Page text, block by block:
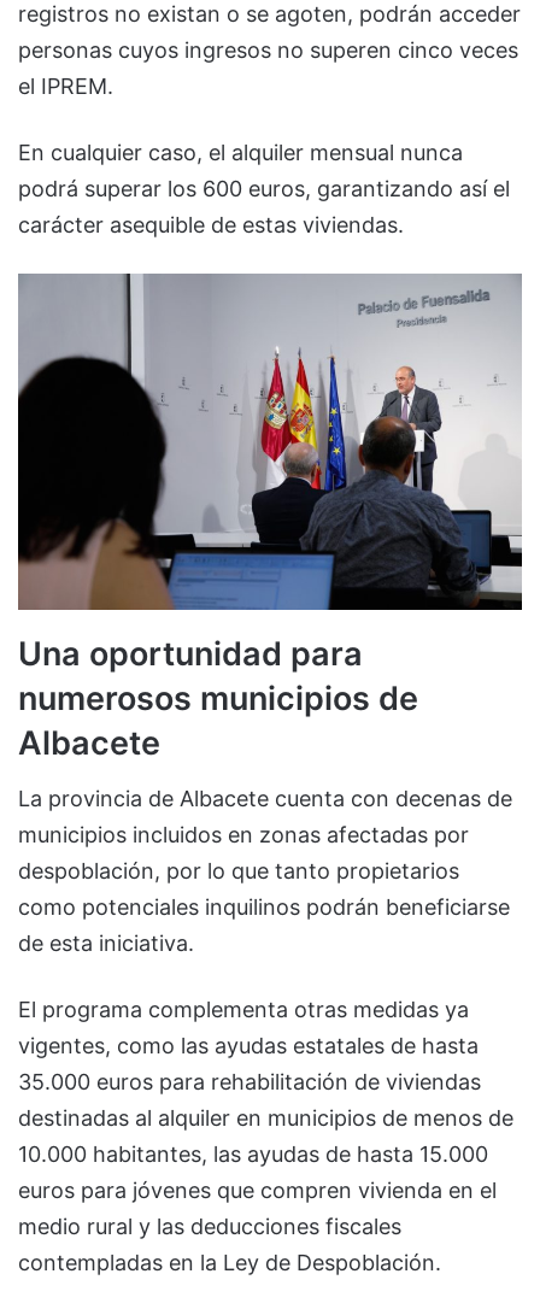
registros no existan o se agoten, podrán acceder
personas cuyos ingresos no superen cinco veces
el IPREM.
En cualquier caso, el alquiler mensual nunca
podrá superar los 600 euros, garantizando así el
carácter asequible de estas viviendas.
Una oportunidad para
numerosos municipios de
Albacete
La provincia de Albacete cuenta con decenas de
municipios incluidos en zonas afectadas por
despoblación, por lo que tanto propietarios
como potenciales inquilinos podrán beneficiarse
de esta iniciativa.
El programa complementa otras medidas ya
vigentes, como las ayudas estatales de hasta
35.000 euros para rehabilitación de viviendas
destinadas al alquiler en municipios de menos de
10.000 habitantes, las ayudas de hasta 15.000
euros para jóvenes que compren vivienda en el
medio rural y las deducciones fiscales
contempladas en la Ley de Despoblación.